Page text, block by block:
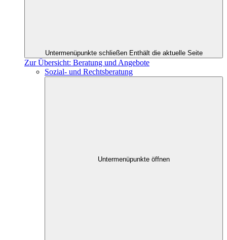
Untermenüpunkte schließen Enthält die aktuelle Seite
Zur Übersicht: Beratung und Angebote
Sozial- und Rechtsberatung
Untermenüpunkte öffnen